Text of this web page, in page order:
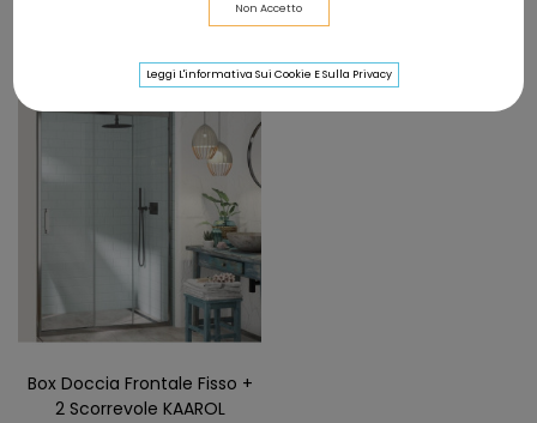
Non Accetto
Leggi L'informativa Sui Cookie E Sulla Privacy
Box Doccia Frontale Fisso +
2 Scorrevole KAAROL